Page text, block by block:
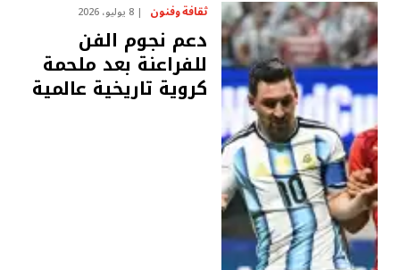
ثقافة وفنون 8 يوليو، 2026
دعم نجوم الفن
للفراعنة بعد ملحمة
كروية تاريخية عالمية